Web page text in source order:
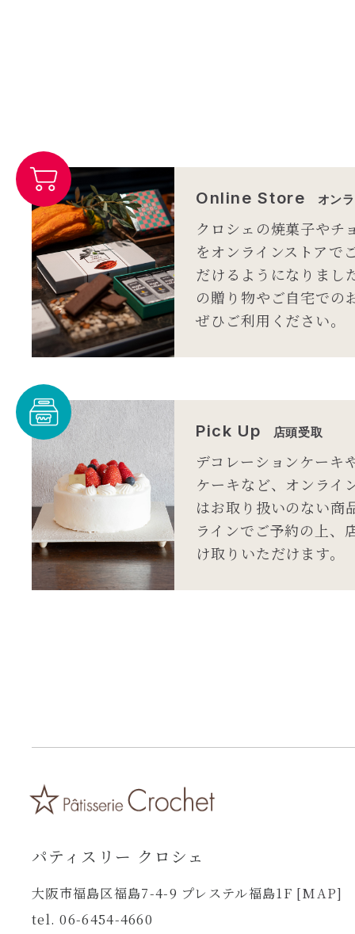
Online Store オン
クロシェの焼菓子やチ
をオンラインストアで
だけるようになりまし
の贈り物やご自宅での
ぜひご利用ください。
Pick Up 店頭受取
デコレーションケーキ
ケーキなど、オンライ
はお取り扱いのない商
ラインでご予約の上、
け取りいただけます。
パティスリー クロシェ
大阪市福島区福島7-4-9 プレステル福島1F [MAP]
tel. 06-6454-4660